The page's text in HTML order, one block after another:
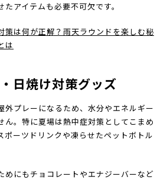
アイテムも必要不可欠です。
策は何が正解？雨天ラウンドを楽しむ秘
は
日焼け対策グッズ
外プレーになるため、水分やエネルギー
ん。特に夏場は熱中症対策としてこまめ
ポーツドリンクや凍らせたペットボトル
めにもチョコレートやエナジーバーなど